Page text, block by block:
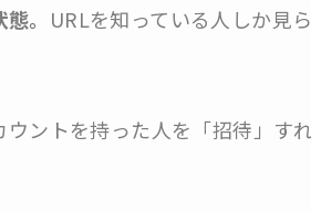
。 URLを知っている人しか見
ントを持った人を「招待」す